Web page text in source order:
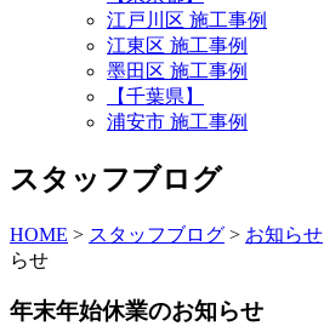
江戸川区 施工事例
江東区 施工事例
墨田区 施工事例
【千葉県】
浦安市 施工事例
スタッフブログ
HOME > スタッフブログ > お知らせ
らせ
年末年始休業のお知らせ